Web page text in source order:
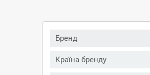
Бренд
Країна бренду